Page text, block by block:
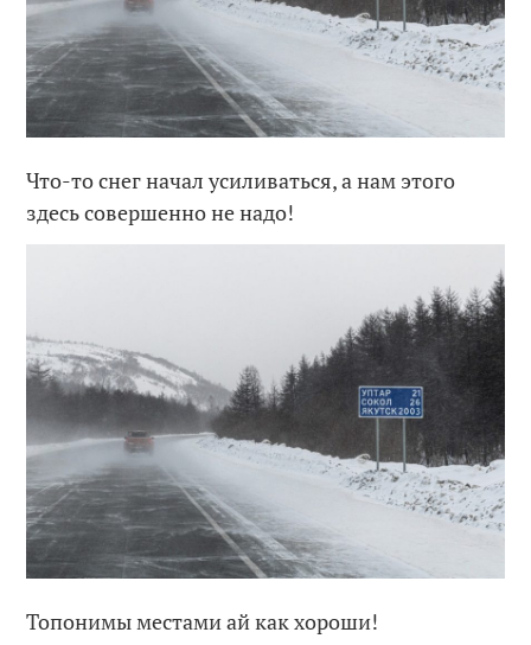
Что-то снег начал усиливаться, а нам этого
здесь совершенно не надо!
Топонимы местами ай как хороши!